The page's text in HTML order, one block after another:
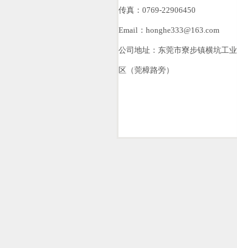
传真：0769-22906450
Email：honghe333@163.com
公司地址：东莞市寮步镇横坑工业
区（莞樟路旁）